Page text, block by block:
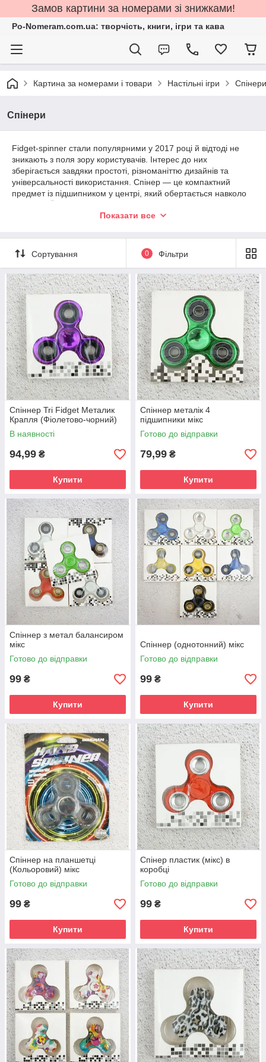
Замов картини за номерами зі знижками!
Po-Nomeram.com.ua: творчість, книги, ігри та кава
Картина за номерами і товари Настільні ігри Спінери
Спінери
Fidget-spinner стали популярними у 2017 році й відтоді не
зникають з поля зору користувачів. Інтерес до них
зберігається завдяки простоті, різноманіттю дизайнів та
універсальності використання. Спінер — це компактний
предмет із підшипником у центрі, який обертається навколо
після чого він може обертатися певний час залежно від
зайняття рук, фокусування уваги, як елемент гри або просто
як предмет дозвілля в повсякденних ситуаціях.
Показати все
Сортування 0 Фільтри
Спіннер Tri Fidget Металик
Крапля (Фіолетово-чорний)
В наявності
94,99 ₴
Купити
Спіннер металік 4
підшипники мікс
Готово до відправки
79,99 ₴
Купити
Спіннер з метал балансиром
мікс
Готово до відправки
99 ₴
Купити
Спіннер (однотонний) мікс
Готово до відправки
99 ₴
Купити
Спіннер на планшетці
(Кольоровий) мікс
Готово до відправки
99 ₴
Купити
Спінер пластик (мікс) в
коробці
Готово до відправки
99 ₴
Купити